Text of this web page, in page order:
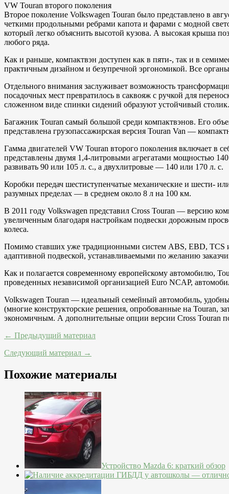
VW Touran второго поколения
Второе поколение Volkswagen Touran было представлено в
четкими продольными ребрами капота и фарами с модной
который легко объяснить высотой кузова. А высокая крыша
любого ряда.
Как и раньше, компактвэн доступен как в пяти-, так и в
практичным дизайном и безупречной эргономикой. Все
Отдельного внимания заслуживает возможность
посадочных мест превратилось в саквояж с ручкой для
сложенном виде спинки сидений образуют устойчивый столик.
Багажник Touran самый большой среди компактвэнов. Его
представлена грузопассажирская версия Touran Van —
Гамма двигателей VW Touran второго поколения включает в
представлены двумя 1,4-литровыми агрегатами мощностью
развивать 90 или 105 л. с., а двухлитровые — 140 или 170 л. с.
Коробки передач шестиступенчатые механические и шести-
разумных пределах — в среднем около 8 л на 100 км.
В 2011 году Volkswagen представил Cross Touran — версию
увеличенным благодаря настройкам подвески дорожным
колеса.
Помимо ставших уже традиционными систем ABS, EBD, TCS
адаптивной подвеской, устанавливаемыми по желанию
Как и полагается современному европейскому автомобилю,
проведенных независимой организацией Euro NCAP,
Volkswagen Touran — идеальный семейный автомобиль,
(многие конструкторские решения, опробованные на Touran,
экономичным. А дополнительные опции версии Cross Touran
← Предыдущий материал
Следующий материал →
Похожие материалы
Устройство Mazda 6: краткий обзор